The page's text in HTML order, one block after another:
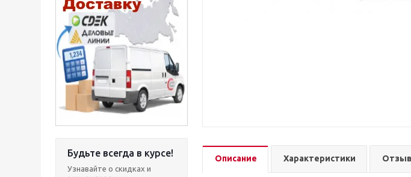
Будьте всегда в курсе!
Узнавайте о скидках и
Описание Характеристики